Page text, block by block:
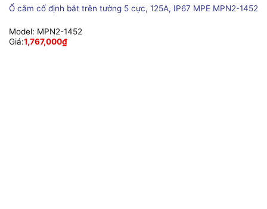
Ổ cắm cố định bắt trên tường 5 cực, 125A, IP67 MPE MPN2-1452
Model: MPN2-1452
Giá:1,767,000₫